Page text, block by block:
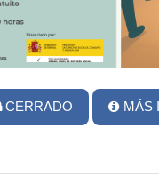
CERRADO MÁS